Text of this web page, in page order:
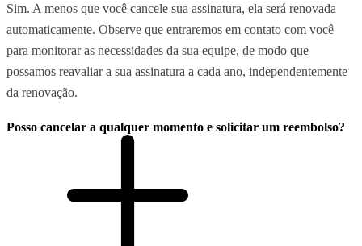
Sim. A menos que você cancele sua assinatura, ela será renovada
automaticamente. Observe que entraremos em contato com você
para monitorar as necessidades da sua equipe, de modo que
possamos reavaliar a sua assinatura a cada ano, independentemente
da renovação.
Posso cancelar a qualquer momento e solicitar um reembolso?